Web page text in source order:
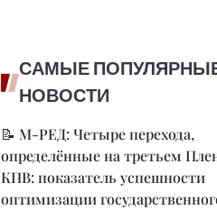
САМЫЕ
НОВОСТИ
📝 М-РЕД: Четыре перехода,
определённые на третьем
КПВ: показатель успешности
оптимизации